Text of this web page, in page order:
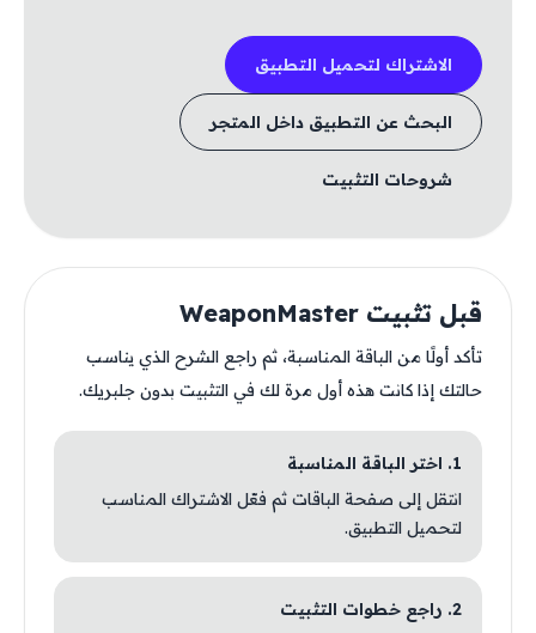
الاشتراك لتحميل التطبيق
البحث عن التطبيق داخل المتجر
شروحات التثبيت
قبل تثبيت WeaponMaster
تأكد أولًا من الباقة المناسبة، ثم راجع الشرح الذي يناسب
حالتك إذا كانت هذه أول مرة لك في التثبيت بدون جلبريك.
1. اختر الباقة المناسبة
انتقل إلى صفحة الباقات ثم فعّل الاشتراك المناسب
لتحميل التطبيق.
2. راجع خطوات التثبيت